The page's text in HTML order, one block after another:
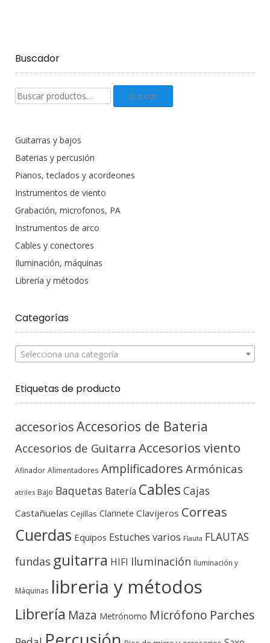
Buscador
Buscar
productos:
Buscar
Guitarras y bajos
Baterias y percusión
Pianos, teclados y acordeones
Instrumentos de viento
Grabación, microfonos, PA
Instrumentos de arco
Cables y conectores
Iluminación, máquinas
Librería y métodos
Categorías
Selecciona una categoría
Etiquetas de producto
accesoriosAccesorios de Bateria
Accesorios de Guitarra Accesorios viento
Afinador Alimentadores Amplificadores Armónicas
atriles Bajo Baquetas Batería Cables Cajas
Castañuelas Cejillas Clarinete Clavijeros Correas
Cuerdas Equipos Estuches varios Flauta FLAUTAS
fundas guitarra HIFI Iluminación Iluminación y
Máquinas libreria y métodos
Librería Maza Metrónomo Micrófono Parches